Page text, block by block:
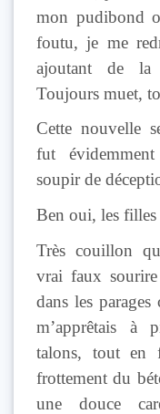
mon pudibond
foutu, je me
ajoutant de la
Toujours muet,
Cette nouvelle
fut
soupir de
Ben oui, les filles
Très couillon
vrai faux
dans les parages
m’apprêtais à
talons, tout en
frottement du
une douce